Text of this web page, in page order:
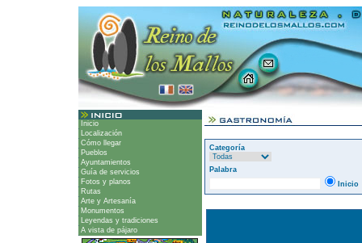
Inicio
Localización
Cómo llegar
Pueblos
Ayuntamientos
Guía de servicios
Fotos y planos
Rutas
Arte y Artesanía
Monumentos
Leyendas y tradiciones
A vista de pájaro
Categoría
Palabra
Inicio